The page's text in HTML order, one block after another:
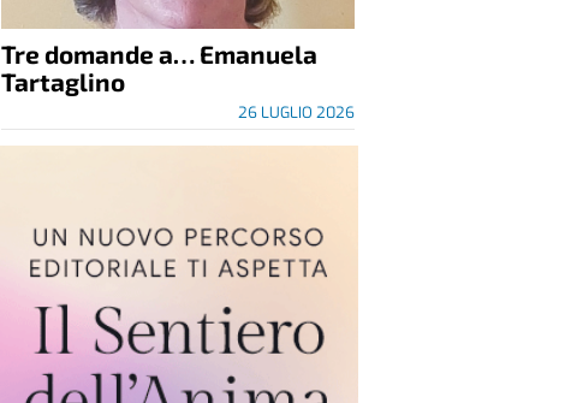
Tre domande a… Emanuela
Tartaglino
26 LUGLIO 2026